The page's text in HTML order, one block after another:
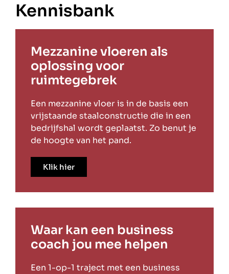
Kennisbank
Mezzanine vloeren als
oplossing voor
ruimtegebrek
Een mezzanine vloer is in de basis een
vrijstaande staalconstructie die in een
bedrijfshal wordt geplaatst. Zo benut je
de hoogte van het pand.
Klik hier
Waar kan een business
coach jou mee helpen
Een 1-op-1 traject met een business